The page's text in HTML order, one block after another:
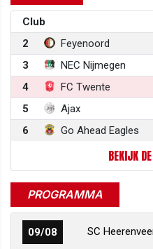
Club
2
Feyenoord
3
NEC Nijmegen
4
FC Twente
5
Ajax
6
Go Ahead Eagles
BEKIJK
PROGRAMMA
09/08 SC